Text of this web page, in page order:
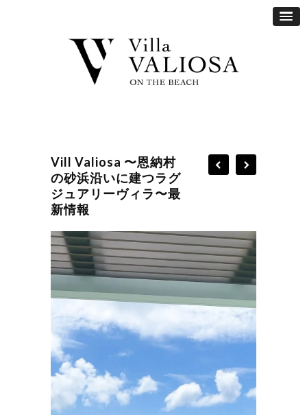
Vill Valiosa 〜恩納村
の砂浜沿いに建つラグ
ジュアリーヴィラ〜最
新情報